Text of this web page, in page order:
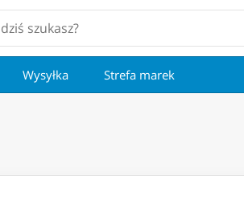
Wysyłka Strefa marek